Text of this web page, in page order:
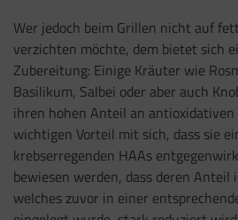
Wer jedoch beim Grillen nicht auf
verzichten möchte, dem bietet sich
Zubereitung: Einige Kräuter wie
Basilikum, Salbei oder aber auch
ihren hohen Anteil an
wichtigen Vorteil mit sich, dass sie
krebserregenden HAAs
bewiesen werden, dass deren Anteil
welches zuvor in einer